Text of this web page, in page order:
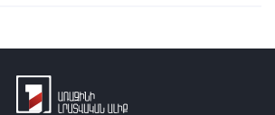
Մեծ Բրիտանիայի դեսպանի